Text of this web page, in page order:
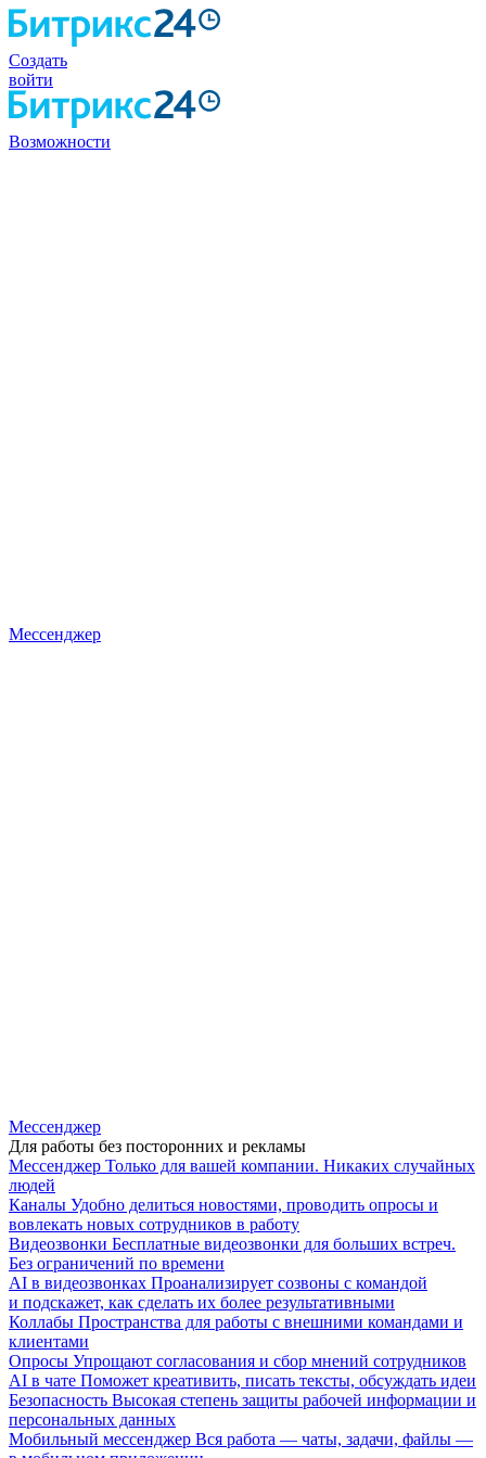
Создать
войти
Возможности
Мессенджер
Мессенджер
Для работы без посторонних и рекламы
Мессенджер Только для вашей компании. Никаких случайных
людей
Каналы Удобно делиться новостями, проводить опросы и
вовлекать новых сотрудников в работу
Видеозвонки Бесплатные видеозвонки для больших встреч.
Без ограничений по времени
AI в видеозвонках Проанализирует созвоны с командой
и подскажет, как сделать их более результативными
Коллабы Пространства для работы с внешними командами и
клиентами
Опросы Упрощают согласования и сбор мнений сотрудников
AI в чате Поможет креативить, писать тексты, обсуждать идеи
Безопасность Высокая степень защиты рабочей информации и
персональных данных
Мобильный мессенджер Вся работа — чаты, задачи, файлы —